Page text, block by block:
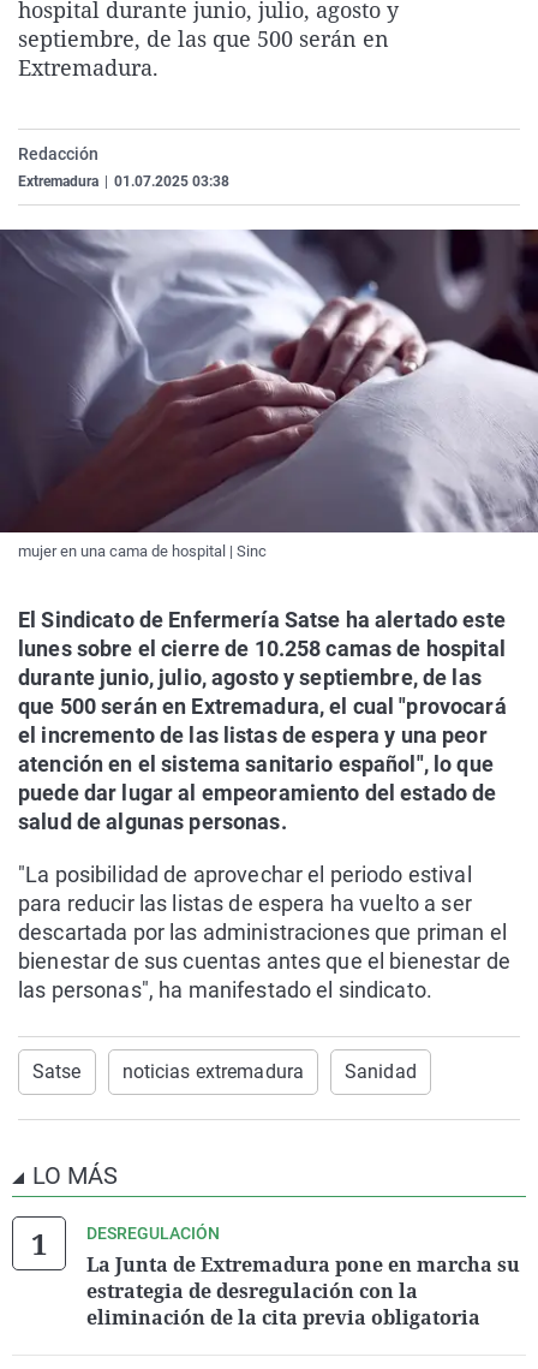
La rosa de los vientos
Caso
Extremadura
Virales
hospital durante junio, julio, agosto y
septiembre, de las que 500 serán en
Extremadura.
Redacción
Extremadura 01.07.2025 03:38
mujer en una cama de hospital | Sinc
El Sindicato de Enfermería Satse ha alertado este
lunes sobre el cierre de 10.258 camas de hospital
durante junio, julio, agosto y septiembre, de las
que 500 serán en Extremadura, el cual "provocará
el incremento de las listas de espera y una peor
atención en el sistema sanitario español", lo que
puede dar lugar al empeoramiento del estado de
salud de algunas personas.
"La posibilidad de aprovechar el periodo estival
para reducir las listas de espera ha vuelto a ser
descartada por las administraciones que priman el
bienestar de sus cuentas antes que el bienestar de
las personas", ha manifestado el sindicato.
Satse noticias extremadura Sanidad
LO MÁS
DESREGULACIÓN
La Junta de Extremadura pone en marcha su
estrategia de desregulación con la
eliminación de la cita previa obligatoria